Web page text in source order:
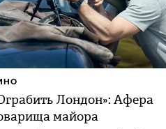
Лондон»: Афера
майора